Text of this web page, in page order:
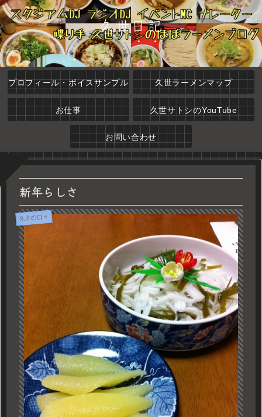
久世日記
プロフィール・ボイスサンプル 久世ラーメンマップ
お仕事 久世サトシのYouTube
お問い合わせ
新年らしさ
久世の日々